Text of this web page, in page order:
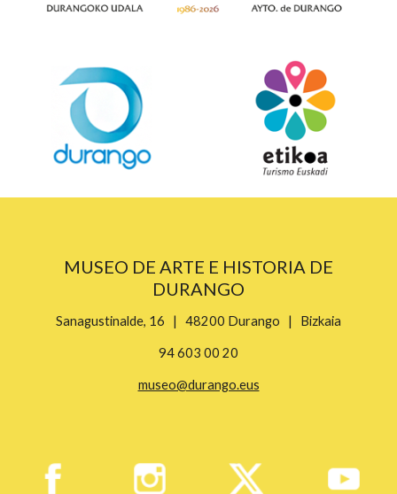
MUSEO DE ARTE E HISTORIA DE
DURANGO
Sanagustinalde, 16 | 48200 Durango | Bizkaia
94 603 00 20
museo@durango.eus